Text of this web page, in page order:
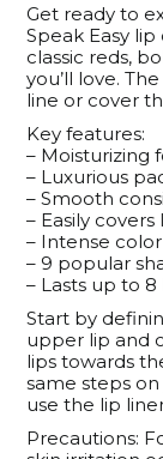
Get ready to
Speak Easy
classic reds,
you’ll love.
line or cover
Key features:
– Moisturizing
– Luxurious
– Smooth
– Easily covers
– Intense color
– 9 popular
– Lasts up to 8
Start by
upper lip and
lips towards
same steps
use the lip
Precautions: